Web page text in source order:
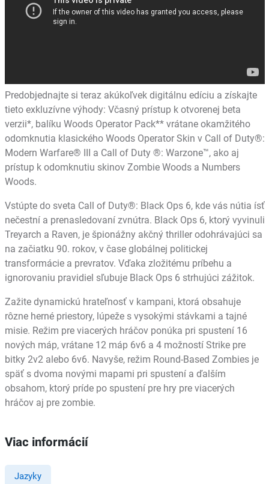
Predobjednajte si teraz akúkoľvek digitálnu edíciu a získajte
tieto exkluzívne výhody: Včasný prístup k otvorenej beta
verzii*, balíku Woods Operator Pack** vrátane okamžitého
odomknutia klasického Woods Operator Skin v Call of Duty®:
Modern Warfare® III a Call of Duty ®: Warzone™, ako aj
prístup k odomknutiu skinov Zombie Woods a Numbers
Woods.
Vstúpte do sveta Call of Duty®: Black Ops 6, kde vás nútia ísť
nečestní a prenasledovaní zvnútra. Black Ops 6, ktorý vyvinuli
Treyarch a Raven, je špionážny akčný thriller odohrávajúci sa
na začiatku 90. rokov, v čase globálnej politickej
transformácie a prevratov. Vďaka zložitému príbehu a
ignorovaniu pravidiel sľubuje Black Ops 6 strhujúci zážitok.
Zažite dynamickú hrateľnosť v kampani, ktorá obsahuje
rôzne herné priestory, lúpeže s vysokými stávkami a tajné
misie. Režim pre viacerých hráčov ponúka pri spustení 16
nových máp, vrátane 12 máp 6v6 a 4 možností Strike pre
bitky 2v2 alebo 6v6. Navyše, režim Round-Based Zombies je
späť s dvoma novými mapami pri spustení a ďalším
obsahom, ktorý príde po spustení pre hry pre viacerých
hráčov aj pre zombie.
Viac informácií
Jazyky